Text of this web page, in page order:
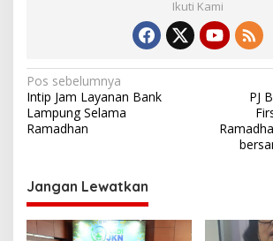
Ikuti Kami
N
a
v
g
a
s
Pos sebelumnya
Intip Jam Layanan Bank
Lampung Selama
Ramadhan
PJ
Jangan Lewatkan